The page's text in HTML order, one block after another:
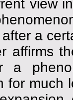
view
a
affirms
a
for much